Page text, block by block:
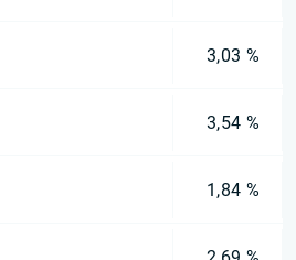
3,03 %
3,54 %
1,84 %